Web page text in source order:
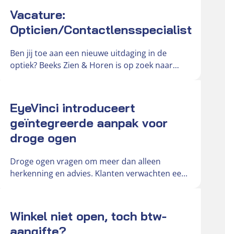
Vacature:
Opticien/Contactlensspecialist
Ben jij toe aan een nieuwe uitdaging in de
optiek? Beeks Zien & Horen is op zoek naar
EyeVinci introduceert
geïntegreerde aanpak voor
droge ogen
Droge ogen vragen om meer dan alleen
herkenning en advies. Klanten verwachten een
Winkel niet open, toch btw-
aangifte?